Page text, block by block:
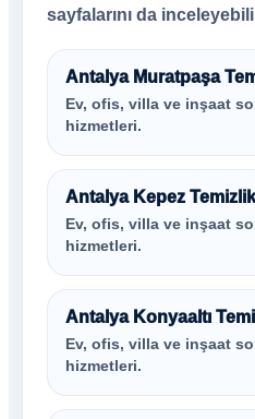
sayfalarını da
Antalya Muratpaşa
Ev, ofis, villa ve inşaat
hizmetleri.
Antalya Kepez
Ev, ofis, villa ve inşaat
hizmetleri.
Antalya Konyaaltı
Ev, ofis, villa ve inşaat
hizmetleri.